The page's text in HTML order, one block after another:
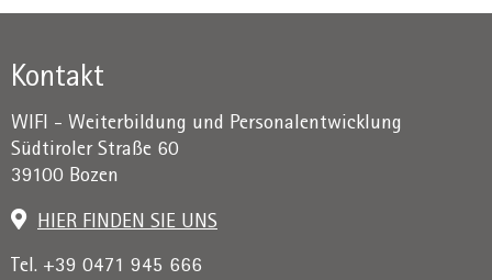
Kontakt
WIFI - Weiterbildung und Personalentwicklung
Südtiroler Straße 60
39100 Bozen
HIER FINDEN SIE UNS
Tel. +39 0471 945 666